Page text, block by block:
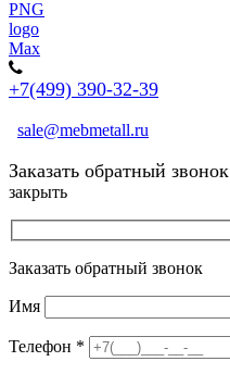
+7(499) 390-32-39
sale@mebmetall.ru
Заказать обратный звонок
закрыть
Заказать обратный звонок
Имя
Телефон *